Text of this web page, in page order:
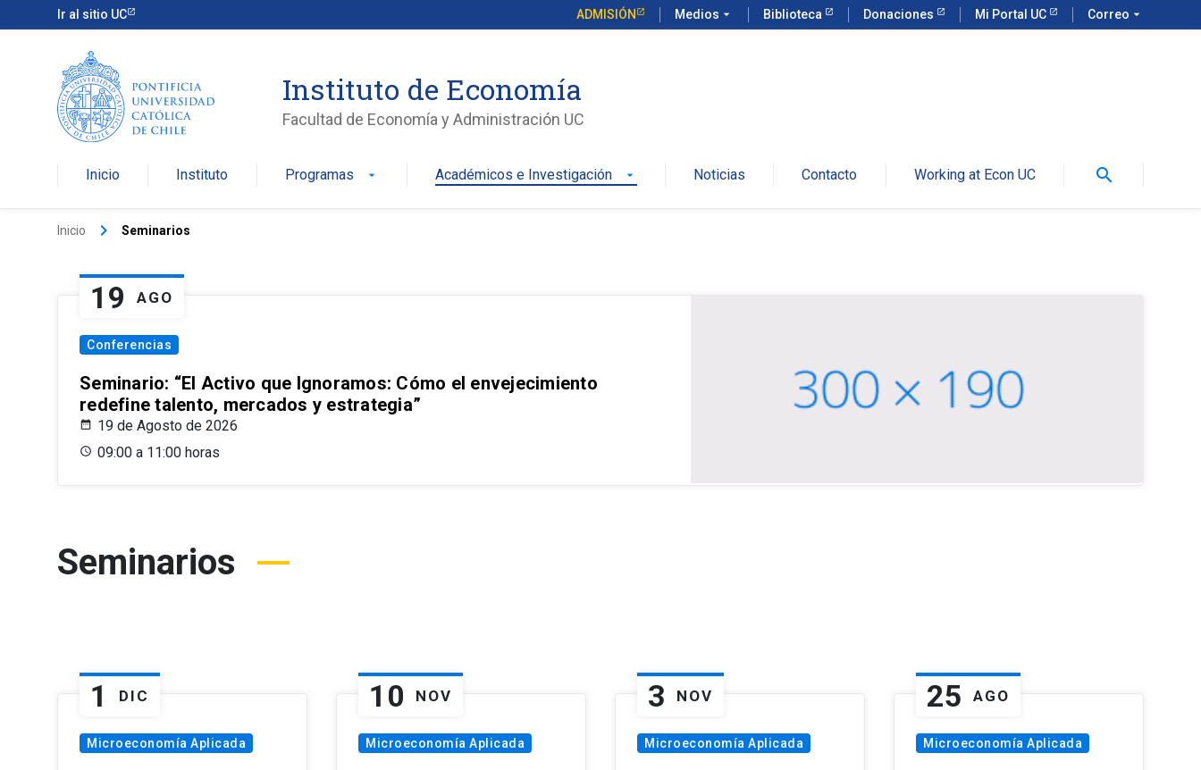
Ir al sitio UC ADMISIÓN Medios arrow_drop_down Biblioteca Donaciones Mi Portal UC Correo arrow_drop_down
Instituto de Economía
Facultad de Economía y Administración UC
Inicio Instituto Programas arrow_drop_down Académicos e Investigación arrow_drop_down Noticias Contacto Working at Econ UC search
Inicio keyboard_arrow_right Seminarios
19 AGO
Conferencias
Seminario: “El Activo que Ignoramos: Cómo el envejecimiento
redefine talento, mercados y estrategia”
19 de Agosto de 2026
09:00 a 11:00 horas
Seminarios
1 DIC
Microeconomía Aplicada
10 NOV
Microeconomía Aplicada
3 NOV
Microeconomía Aplicada
25 AGO
Microeconomía Aplicada